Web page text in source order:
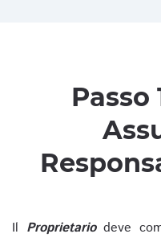
Passo
Il Proprietariodeve